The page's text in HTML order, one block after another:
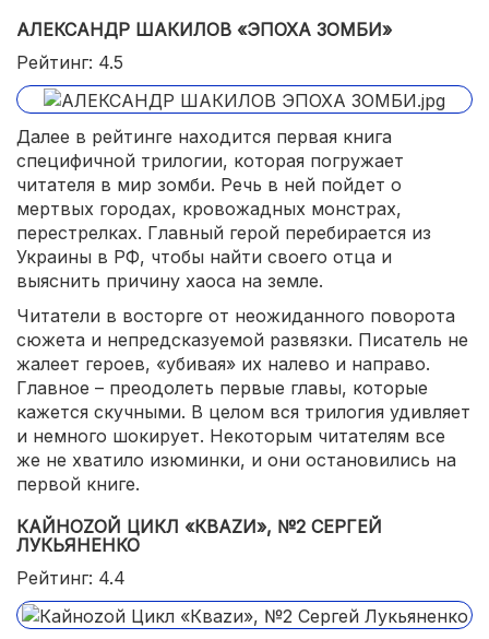
АЛЕКСАНДР ШАКИЛОВ «ЭПОХА ЗОМБИ»
Рейтинг: 4.5
Далее в рейтинге находится первая книга
специфичной трилогии, которая погружает
читателя в мир зомби. Речь в ней пойдет о
мертвых городах, кровожадных монстрах,
перестрелках. Главный герой перебирается из
Украины в РФ, чтобы найти своего отца и
выяснить причину хаоса на земле.
Читатели в восторге от неожиданного поворота
сюжета и непредсказуемой развязки. Писатель не
жалеет героев, «убивая» их налево и направо.
Главное – преодолеть первые главы, которые
кажется скучными. В целом вся трилогия удивляет
и немного шокирует. Некоторым читателям все
же не хватило изюминки, и они остановились на
первой книге.
КАЙНОZОЙ ЦИКЛ «КВАZИ», №2 СЕРГЕЙ
ЛУКЬЯНЕНКО
Рейтинг: 4.4